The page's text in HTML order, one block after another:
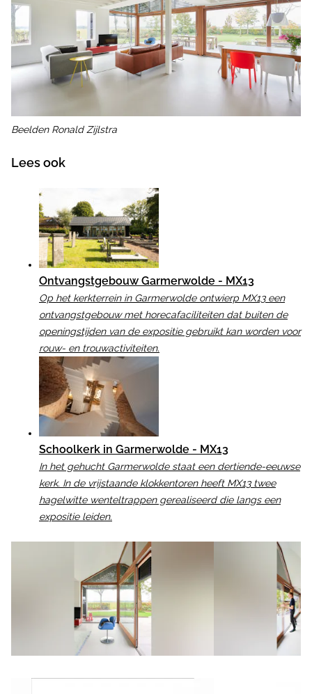
Beelden Ronald Zijlstra
Lees ook
Ontvangstgebouw Garmerwolde - MX13
Op het kerkterrein in Garmerwolde ontwierp MX13 een
ontvangstgebouw met horecafaciliteiten dat buiten de
openingstijden van de expositie gebruikt kan worden voor
rouw- en trouwactiviteiten.
Schoolkerk in Garmerwolde - MX13
In het gehucht Garmerwolde staat een dertiende-eeuwse
kerk. In de vrijstaande klokkentoren heeft MX13 twee
hagelwitte wenteltrappen gerealiseerd die langs een
expositie leiden.